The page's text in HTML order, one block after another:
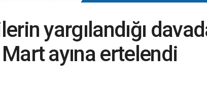
yargılandığı
Mart ayına ertelendi